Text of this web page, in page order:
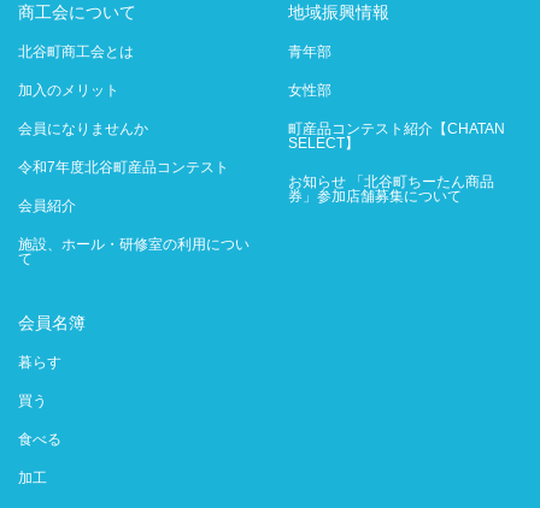
商工会について
北谷町商工会とは
加入のメリット
会員になりませんか
令和7年度北谷町産品コンテスト
会員紹介
施設、ホール・研修室の利用につい
て
地域振興情報
青年部
女性部
町産品コンテスト紹介【CHATAN
SELECT】
お知らせ 「北谷町ちーたん商品
券」参加店舗募集について
会員名簿
暮らす
買う
食べる
加工